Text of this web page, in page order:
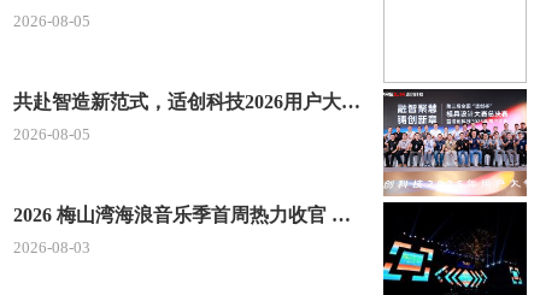
2026-08-05
共赴智造新范式，适创科技2026用户大会将于深圳启幕
2026-08-05
2026 梅山湾海浪音乐季首周热力收官 文体旅深度融合点燃滨海夏日经济
2026-08-03